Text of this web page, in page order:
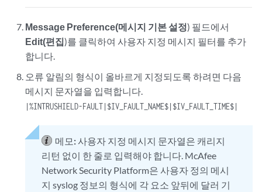
Message Preference(메시지 기본 설정) 필드에서
Edit(편집)를 클릭하여 사용자 지정 메시지 필터를 추가
합니다.
오류 알림의 형식이 올바르게 지정되도록 하려면 다음
메시지 문자열을 입력합니다.
|%INTRUSHIELD-FAULT|$IV_FAULT_NAME$|$IV_FAULT_TIME$|
메모:사용자 지정 메시지 문자열은 캐리지
리턴 없이 한 줄로 입력해야 합니다. McAfee
Network Security Platform은 사용자 정의 메시
지 syslog 정보의 형식에 각 요소 앞뒤에 달러 기